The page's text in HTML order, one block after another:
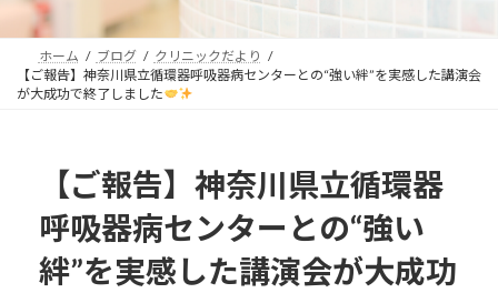
プ
動
ホーム ブログ
クリニックだより
【ご報告】神奈川県立循環器呼吸器病センターとの“強い絆”を実感した講演会
が大成功で終了しました
【ご報告】神奈川県立循環器
呼吸器病センターとの“強い
絆”を実感した講演会が大成功